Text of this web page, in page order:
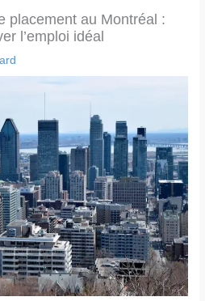
placement au Montréal :
l’emploi idéal